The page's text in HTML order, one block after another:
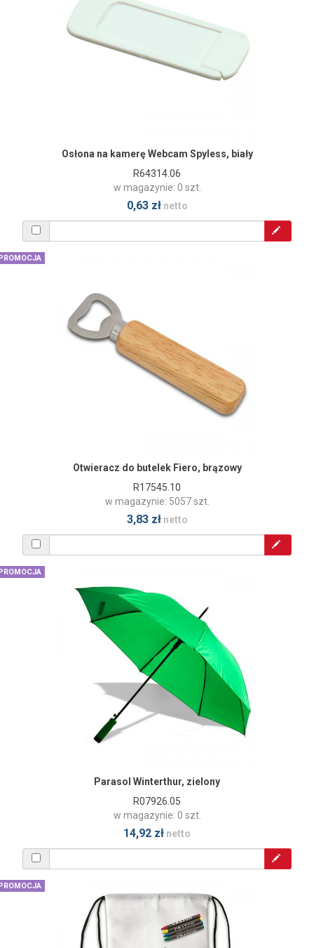
Osłona na kamerę Webcam Spyless, biały
R64314.06
w magazynie: 0 szt.
0,63 złnetto
Otwieracz do butelek Fiero, brązowy
R17545.10
w magazynie: 5057 szt.
3,83 złnetto
Parasol Winterthur, zielony
R07926.05
w magazynie: 0 szt.
14,92 zł netto